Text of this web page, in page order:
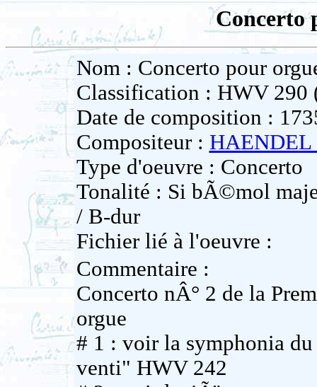
Concerto
Nom : Concerto pour
Classification : HWV 290
Date de composition :
Compositeur : HAENDEL
Type d'oeuvre : Concerto
Tonalité : Si bÃ©mol
/ B-dur
Fichier lié à l'oeuvre :
Commentaire :
Concerto nÂ° 2 de la
orgue
# 1 : voir la symphonia
venti" HWV 242